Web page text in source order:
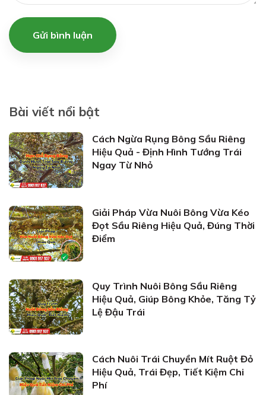
Gửi bình luận
Bài viết nổi bật
Cách Ngừa Rụng Bông Sầu Riêng
Hiệu Quả - Định Hình Tướng Trái
Ngay Từ Nhỏ
Giải Pháp Vừa Nuôi Bông Vừa Kéo
Đọt Sầu Riêng Hiệu Quả, Đúng Thời
Điểm
Quy Trình Nuôi Bông Sầu Riêng
Hiệu Quả, Giúp Bông Khỏe, Tăng Tỷ
Lệ Đậu Trái
Cách Nuôi Trái Chuyền Mít Ruột Đỏ
Hiệu Quả, Trái Đẹp, Tiết Kiệm Chi
Phí